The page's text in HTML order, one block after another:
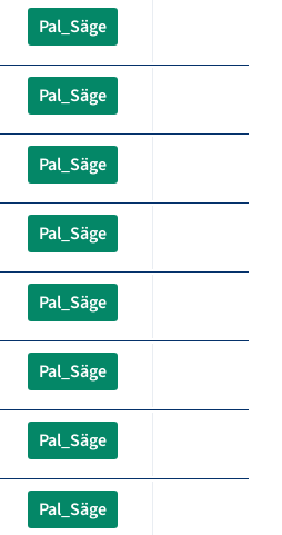
Pal_Säge
Pal_Säge
Pal_Säge
Pal_Säge
Pal_Säge
Pal_Säge
Pal_Säge
Pal_Säge